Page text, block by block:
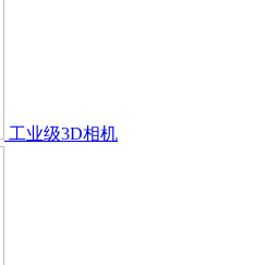
工业级3D相机